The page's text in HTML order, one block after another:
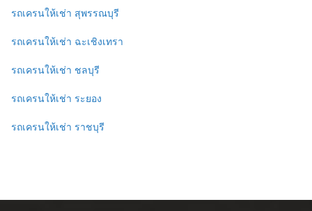
รถเครนให้เช่า สุพรรณบุรี
รถเครนให้เช่า ฉะเชิงเทรา
รถเครนให้เช่า ชลบุรี
รถเครนให้เช่า ระยอง
รถเครนให้เช่า ราชบุรี